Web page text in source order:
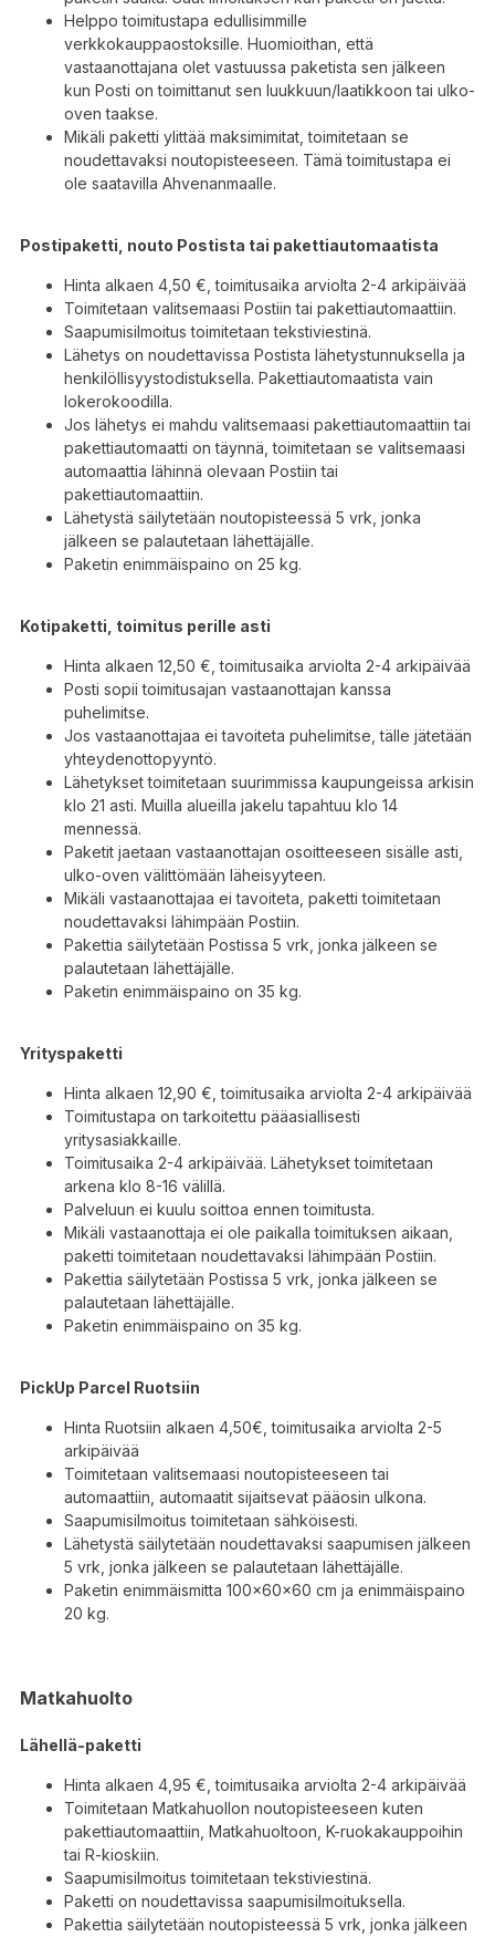
Helppo toimitustapa edullisimmille
verkkokauppaostoksille. Huomioithan, että
vastaanottajana olet vastuussa paketista sen jälkeen
kun Posti on toimittanut sen luukkuun/laatikkoon tai ulko-
oven taakse.
Mikäli paketti ylittää maksimimitat, toimitetaan se
noudettavaksi noutopisteeseen. Tämä toimitustapa ei
ole saatavilla Ahvenanmaalle.
Postipaketti, nouto Postista tai pakettiautomaatista
Hinta alkaen 4,50 €, toimitusaika arviolta 2-4 arkipäivää
Toimitetaan valitsemaasi Postiin tai pakettiautomaattiin.
Saapumisilmoitus toimitetaan tekstiviestinä.
Lähetys on noudettavissa Postista lähetystunnuksella ja
henkilöllisyystodistuksella. Pakettiautomaatista vain
lokerokoodilla.
Jos lähetys ei mahdu valitsemaasi pakettiautomaattiin tai
pakettiautomaatti on täynnä, toimitetaan se valitsemaasi
automaattia lähinnä olevaan Postiin tai
pakettiautomaattiin.
Lähetystä säilytetään noutopisteessä 5 vrk, jonka
jälkeen se palautetaan lähettäjälle.
Paketin enimmäispaino on 25 kg.
Kotipaketti, toimitus perille asti
Hinta alkaen 12,50 €, toimitusaika arviolta 2-4 arkipäivää
Posti sopii toimitusajan vastaanottajan kanssa
puhelimitse.
Jos vastaanottajaa ei tavoiteta puhelimitse, tälle jätetään
yhteydenottopyyntö.
Lähetykset toimitetaan suurimmissa kaupungeissa arkisin
klo 21 asti. Muilla alueilla jakelu tapahtuu klo 14
mennessä.
Paketit jaetaan vastaanottajan osoitteeseen sisälle asti,
ulko-oven välittömään läheisyyteen.
Mikäli vastaanottajaa ei tavoiteta, paketti toimitetaan
noudettavaksi lähimpään Postiin.
Pakettia säilytetään Postissa 5 vrk, jonka jälkeen se
palautetaan lähettäjälle.
Paketin enimmäispaino on 35 kg.
Yrityspaketti
Hinta alkaen 12,90 €, toimitusaika arviolta 2-4 arkipäivää
Toimitustapa on tarkoitettu pääasiallisesti
yritysasiakkaille.
Toimitusaika 2-4 arkipäivää. Lähetykset toimitetaan
arkena klo 8-16 välillä.
Palveluun ei kuulu soittoa ennen toimitusta.
Mikäli vastaanottaja ei ole paikalla toimituksen aikaan,
paketti toimitetaan noudettavaksi lähimpään Postiin.
Pakettia säilytetään Postissa 5 vrk, jonka jälkeen se
palautetaan lähettäjälle.
Paketin enimmäispaino on 35 kg.
PickUp Parcel Ruotsiin
Hinta Ruotsiin alkaen 4,50€, toimitusaika arviolta 2-5
arkipäivää
Toimitetaan valitsemaasi noutopisteeseen tai
automaattiin, automaatit sijaitsevat pääosin ulkona.
Saapumisilmoitus toimitetaan sähköisesti.
Lähetystä säilytetään noudettavaksi saapumisen jälkeen
5 vrk, jonka jälkeen se palautetaan lähettäjälle.
Paketin enimmäismitta 100x60x60 cm ja enimmäispaino
20 kg.
Matkahuolto
Lähellä-paketti
Hinta alkaen 4,95 €, toimitusaika arviolta 2-4 arkipäivää
Toimitetaan Matkahuollon noutopisteeseen kuten
pakettiautomaattiin, Matkahuoltoon, K-ruokakauppoihin
tai R-kioskiin.
Saapumisilmoitus toimitetaan tekstiviestinä.
Paketti on noudettavissa saapumisilmoituksella.
Pakettia säilytetään noutopisteessä 5 vrk, jonka jälkeen